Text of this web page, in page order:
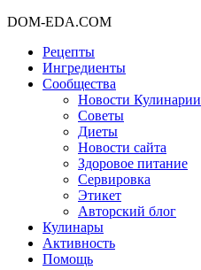
DOM-EDA.COM
Рецепты
Ингредиенты
Сообщества
Новости Кулинарии
Советы
Диеты
Новости сайта
Здоровое питание
Сервировка
Этикет
Авторский блог
Кулинары
Активность
Помощь